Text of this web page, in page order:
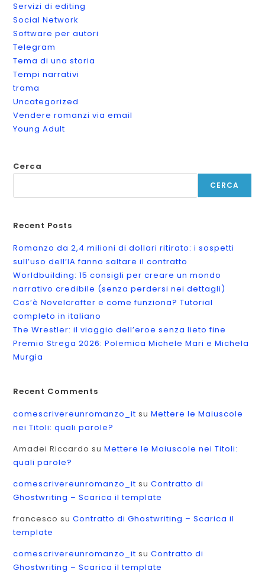
Servizi di editing
Social Network
Software per autori
Telegram
Tema di una storia
Tempi narrativi
trama
Uncategorized
Vendere romanzi via email
Young Adult
Cerca
CERCA
Recent Posts
Romanzo da 2,4 milioni di dollari ritirato: i sospetti
sull’uso dell’IA fanno saltare il contratto
Worldbuilding: 15 consigli per creare un mondo
narrativo credibile (senza perdersi nei dettagli)
Cos’è Novelcrafter e come funziona? Tutorial
completo in italiano
The Wrestler: il viaggio dell’eroe senza lieto fine
Premio Strega 2026: Polemica Michele Mari e Michela
Murgia
Recent Comments
comescrivereunromanzo_it suMettere le Maiuscole
nei Titoli: quali parole?
Amadei Riccardo suMettere le Maiuscole nei Titoli:
quali parole?
comescrivereunromanzo_it suContratto di
Ghostwriting – Scarica il template
francesco suContratto di Ghostwriting – Scarica il
template
comescrivereunromanzo_it suContratto di
Ghostwriting – Scarica il template